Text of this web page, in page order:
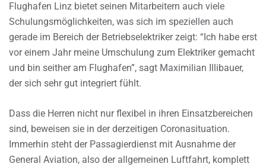
Flughafen Linz bietet seinen Mitarbeitern auch viele
Schulungsmöglichkeiten, was sich im speziellen auch
gerade im Bereich der Betriebselektriker zeigt: “Ich habe erst
vor einem Jahr meine Umschulung zum Elektriker gemacht
und bin seither am Flughafen”, sagt Maximilian Illibauer,
der sich sehr gut integriert fühlt.
Dass die Herren nicht nur flexibel in ihren Einsatzbereichen
sind, beweisen sie in der derzeitigen Coronasituation.
Immerhin steht der Passagierdienst mit Ausnahme der
General Aviation, also der allgemeinen Luftfahrt, komplett